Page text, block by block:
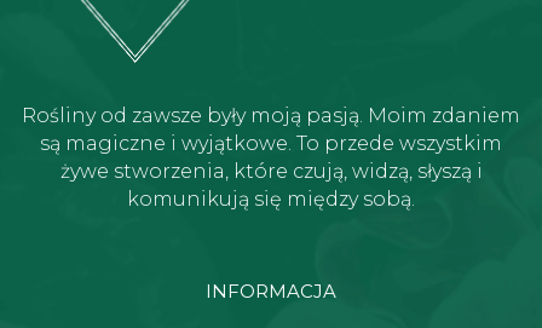
Rośliny od zawsze były moją pasją. Moim zdaniem
są magiczne i wyjątkowe. To przede wszystkim
żywe stworzenia, które czują, widzą, słyszą i
komunikują się między sobą.
INFORMACJA